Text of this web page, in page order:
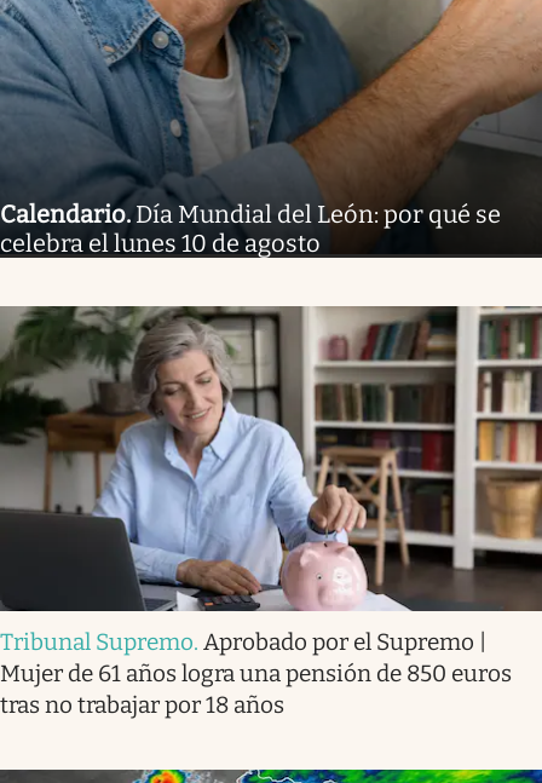
Calendario.Día Mundial del León: por qué se
celebra el lunes 10 de agosto
Tribunal Supremo. Aprobado por el Supremo |
Mujer de 61 años logra una pensión de 850 euros
tras no trabajar por 18 años